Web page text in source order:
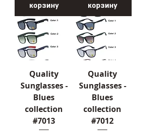
корзину
корзину
Quality
Sunglasses -
Blues
collection
#7013
Quality
Sunglasses -
Blues
collection
#7012